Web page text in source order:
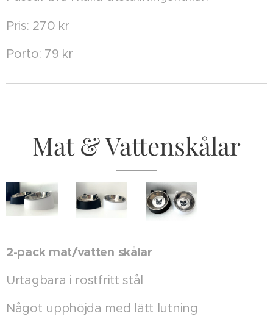
Pris: 270 kr
Porto: 79 kr
Mat & Vattenskålar
2-pack mat/vatten skålar
Urtagbara i rostfritt stål
Något upphöjda med lätt lutning